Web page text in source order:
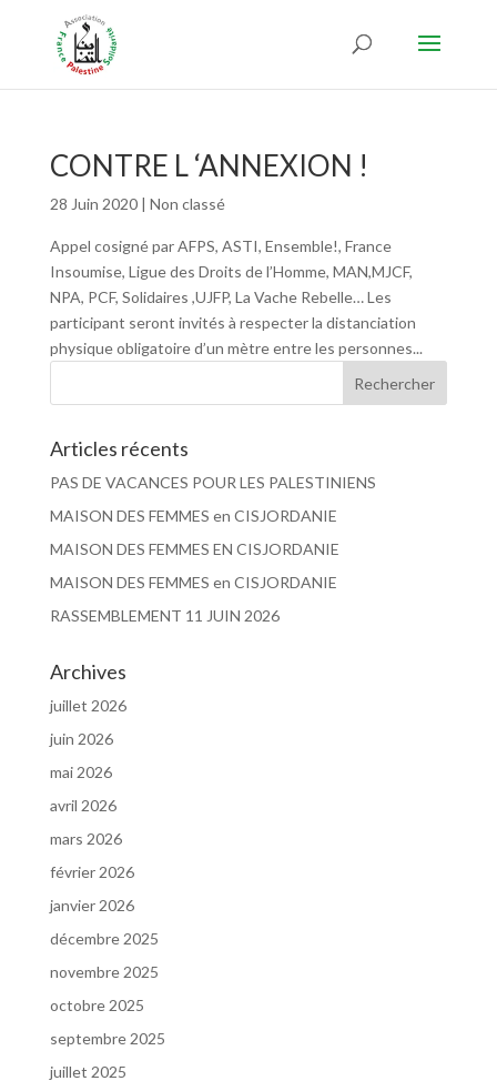
CONTRE L ‘ANNEXION !
28 Juin 2020| Non classé
Appel cosigné par AFPS, ASTI, Ensemble!, France
Insoumise, Ligue des Droits de l’Homme, MAN,MJCF,
NPA, PCF, Solidaires ,UJFP, La Vache Rebelle… Les
participant seront invités à respecter la distanciation
physique obligatoire d’un mètre entre les personnes...
Articles récents
PAS DE VACANCES POUR LES PALESTINIENS
MAISON DES FEMMES en CISJORDANIE
MAISON DES FEMMES EN CISJORDANIE
MAISON DES FEMMES en CISJORDANIE
RASSEMBLEMENT 11 JUIN 2026
Archives
juillet 2026
juin 2026
mai 2026
avril 2026
mars 2026
février 2026
janvier 2026
décembre 2025
novembre 2025
octobre 2025
septembre 2025
juillet 2025